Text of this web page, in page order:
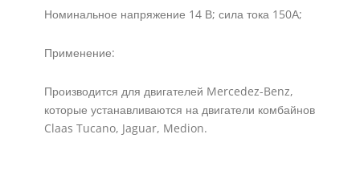
Номинальное напряжение 14 В; сила тока 150А;
Применение:
Производится для двигателей Mercedez-Benz,
которые устанавливаются на двигатели комбайнов
Claas Tucano, Jaguar, Medion.